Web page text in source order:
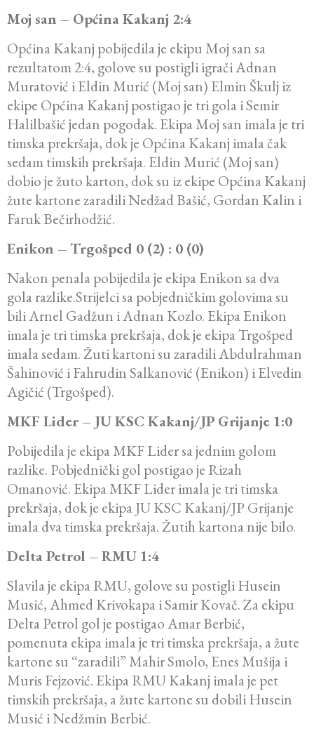
Moj san – Općina Kakanj 2:4
Općina Kakanj pobijedila je ekipu Moj san sa
rezultatom 2:4, golove su postigli igrači Adnan
Muratović i Eldin Murić (Moj san) Elmin Škulj iz
ekipe Općina Kakanj postigao je tri gola i Semir
Halilbašić jedan pogodak. Ekipa Moj san imala je tri
timska prekršaja, dok je Općina Kakanj imala čak
sedam timskih prekršaja. Eldin Murić (Moj san)
dobio je žuto karton, dok su iz ekipe Općina Kakanj
žute kartone zaradili Nedžad Bašić, Gordan Kalin i
Faruk Bečirhodžić.
Enikon – Trgošped 0 (2) : 0 (0)
Nakon penala pobijedila je ekipa Enikon sa dva
gola razlike.Strijelci sa pobjedničkim golovima su
bili Arnel Gadžun i Adnan Kozlo. Ekipa Enikon
imala je tri timska prekršaja, dok je ekipa Trgošped
imala sedam. Žuti kartoni su zaradili Abdulrahman
Šahinović i Fahrudin Salkanović (Enikon) i Elvedin
Agičić (Trgošped).
MKF Lider – JU KSC Kakanj/JP Grijanje 1:0
Pobijedila je ekipa MKF Lider sa jednim golom
razlike. Pobjednički gol postigao je Rizah
Omanović. Ekipa MKF Lider imala je tri timska
prekršaja, dok je ekipa JU KSC Kakanj/JP Grijanje
imala dva timska prekršaja. Žutih kartona nije bilo.
Delta Petrol – RMU 1:4
Slavila je ekipa RMU, golove su postigli Husein
Musić, Ahmed Krivokapa i Samir Kovač. Za ekipu
Delta Petrol gol je postigao Amar Berbić,
pomenuta ekipa imala je tri timska prekršaja, a žute
kartone su “zaradili” Mahir Smolo, Enes Mušija i
Muris Fejzović. Ekipa RMU Kakanj imala je pet
timskih prekršaja, a žute kartone su dobili Husein
Musić i Nedžmin Berbić.